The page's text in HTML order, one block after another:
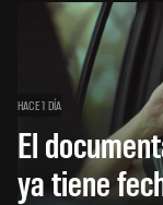
HACE 1 DÍA
El
ya tiene